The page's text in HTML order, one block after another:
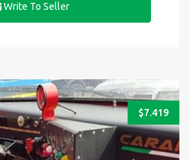
Write To Seller
$7.419